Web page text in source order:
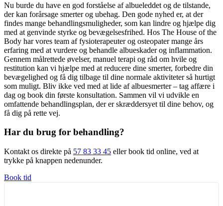
Nu burde du have en god forståelse af albueleddet og de tilstande,
der kan forårsage smerter og ubehag. Den gode nyhed er, at der
findes mange behandlingsmuligheder, som kan lindre og hjælpe dig
med at genvinde styrke og bevægelsesfrihed. Hos The House of the
Body har vores team af fysioterapeuter og osteopater mange års
erfaring med at vurdere og behandle albueskader og inflammation.
Gennem målrettede øvelser, manuel terapi og råd om hvile og
restitution kan vi hjælpe med at reducere dine smerter, forbedre din
bevægelighed og få dig tilbage til dine normale aktiviteter så hurtigt
som muligt. Bliv ikke ved med at lide af albuesmerter – tag affære i
dag og book din første konsultation. Sammen vil vi udvikle en
omfattende behandlingsplan, der er skræddersyet til dine behov, og
få dig på rette vej.
Har du brug for behandling?
Kontakt os direkte på 57 83 33 45 eller book tid online, ved at
trykke på knappen nedenunder.
Book tid